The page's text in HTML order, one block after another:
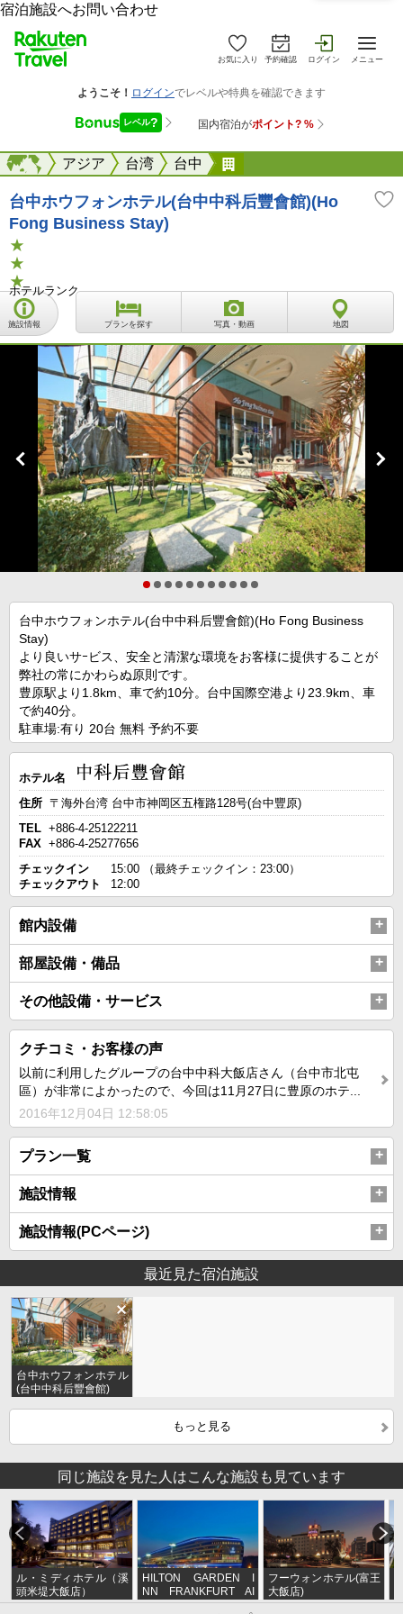
宿泊施設へお問い合わせ
お気に入り 予約確認 ログイン メニュー
海外アジア 台湾 台中
海外
台中ホウフォンホテル(台中中科后豐會館)(Ho
Fong Business Stay)
ホテルランク
施設情報 プランを探す 写真・動画 地図
台中ホウフォンホテル(台中中科后豐會館)(Ho Fong Business
Stay)
より良いサｰビス、安全と清潔な環境をお客様に提供することが
弊社の常にかわらぬ原則です。
豊原駅より1.8km、車で約10分。台中国際空港より23.9km、車
で約40分。
駐車場:有り 20台 無料 予約不要
ホテル名
住所 〒海外台湾 台中市神岡区五権路128号(台中豐原)
TEL
FAX
+886-4-25122211
+886-4-25277656
チェックイン
15:00 （最終チェックイン：23:00）
チェックアウト
12:00
館内設備
部屋設備・備品
その他設備・サービス
クチコミ・お客様の声
以前に利用したグループの台中中科大飯店さん（台中市北屯
區）が非常によかったので、今回は11月27日に豊原のホテ...
2016年12月04日 12:58:05
プラン一覧
施設情報
施設情報(PCページ)
最近見た宿泊施設
台中ホウフォンホテル
(台中中科后豐會館)
もっと見る
同じ施設を見た人はこんな施設も見ています
ル・ミディホテル（溪
頭米堤大飯店）
HILTON GARDEN I
NN FRANKFURT AI
RPORT
フーウォンホテル(富王
大飯店)